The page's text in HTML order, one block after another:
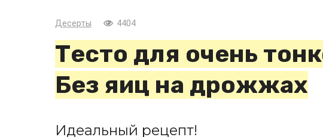
Десерты 4404
Тесто для очень
Без яиц на дрожжах
Идеальный рецепт!